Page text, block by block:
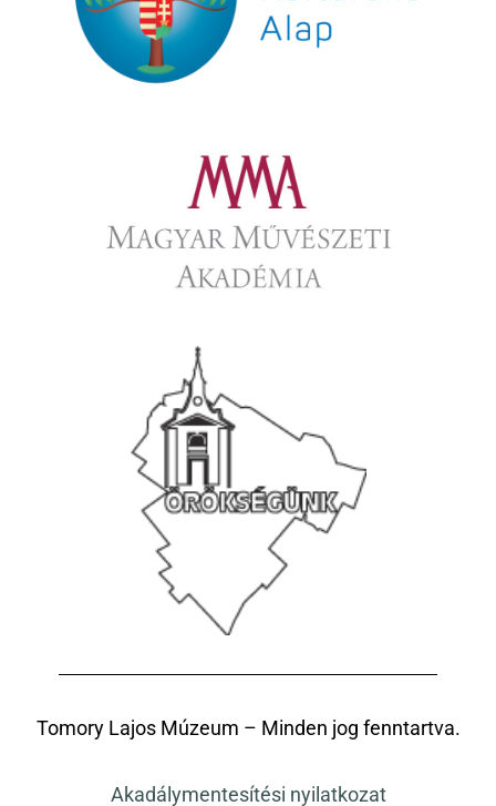
Tomory Lajos Múzeum – Minden jog fenntartva.
Akadálymentesítési nyilatkozat